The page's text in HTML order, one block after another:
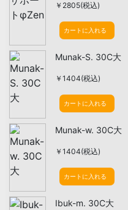
￥2805(税込)
カートに入れる
Munak-S. 30C大
￥1404(税込)
カートに入れる
Munak-w. 30C大
￥1404(税込)
カートに入れる
Ibuk-m. 30C大